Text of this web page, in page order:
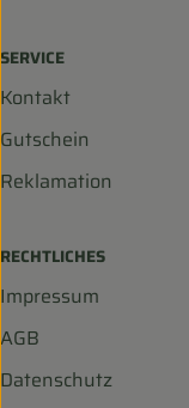
SERVICE
Kontakt
Gutschein
Reklamation
RECHTLICHES
Impressum
AGB
Datenschutz